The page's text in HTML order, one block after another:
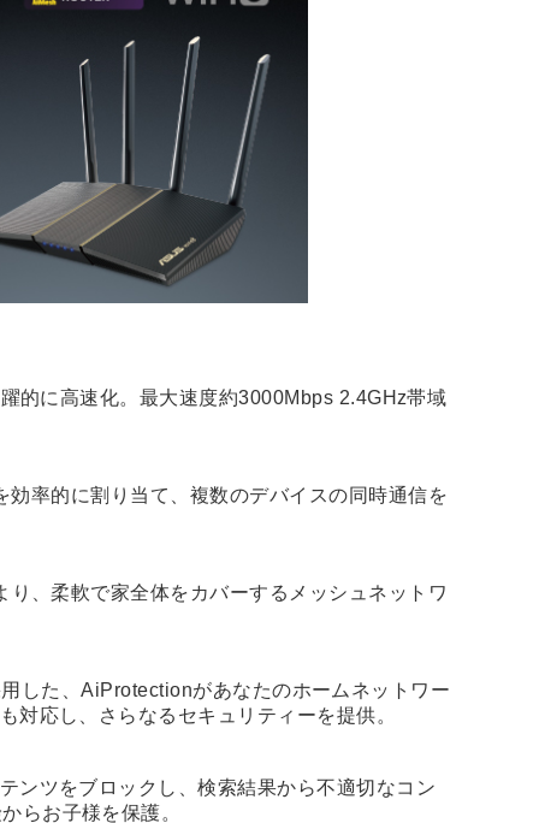
的に高速化。最大速度約3000Mbps 2.4GHz帯域
対応し、さらなるセキュリティーを提供。
らお子様を保護。